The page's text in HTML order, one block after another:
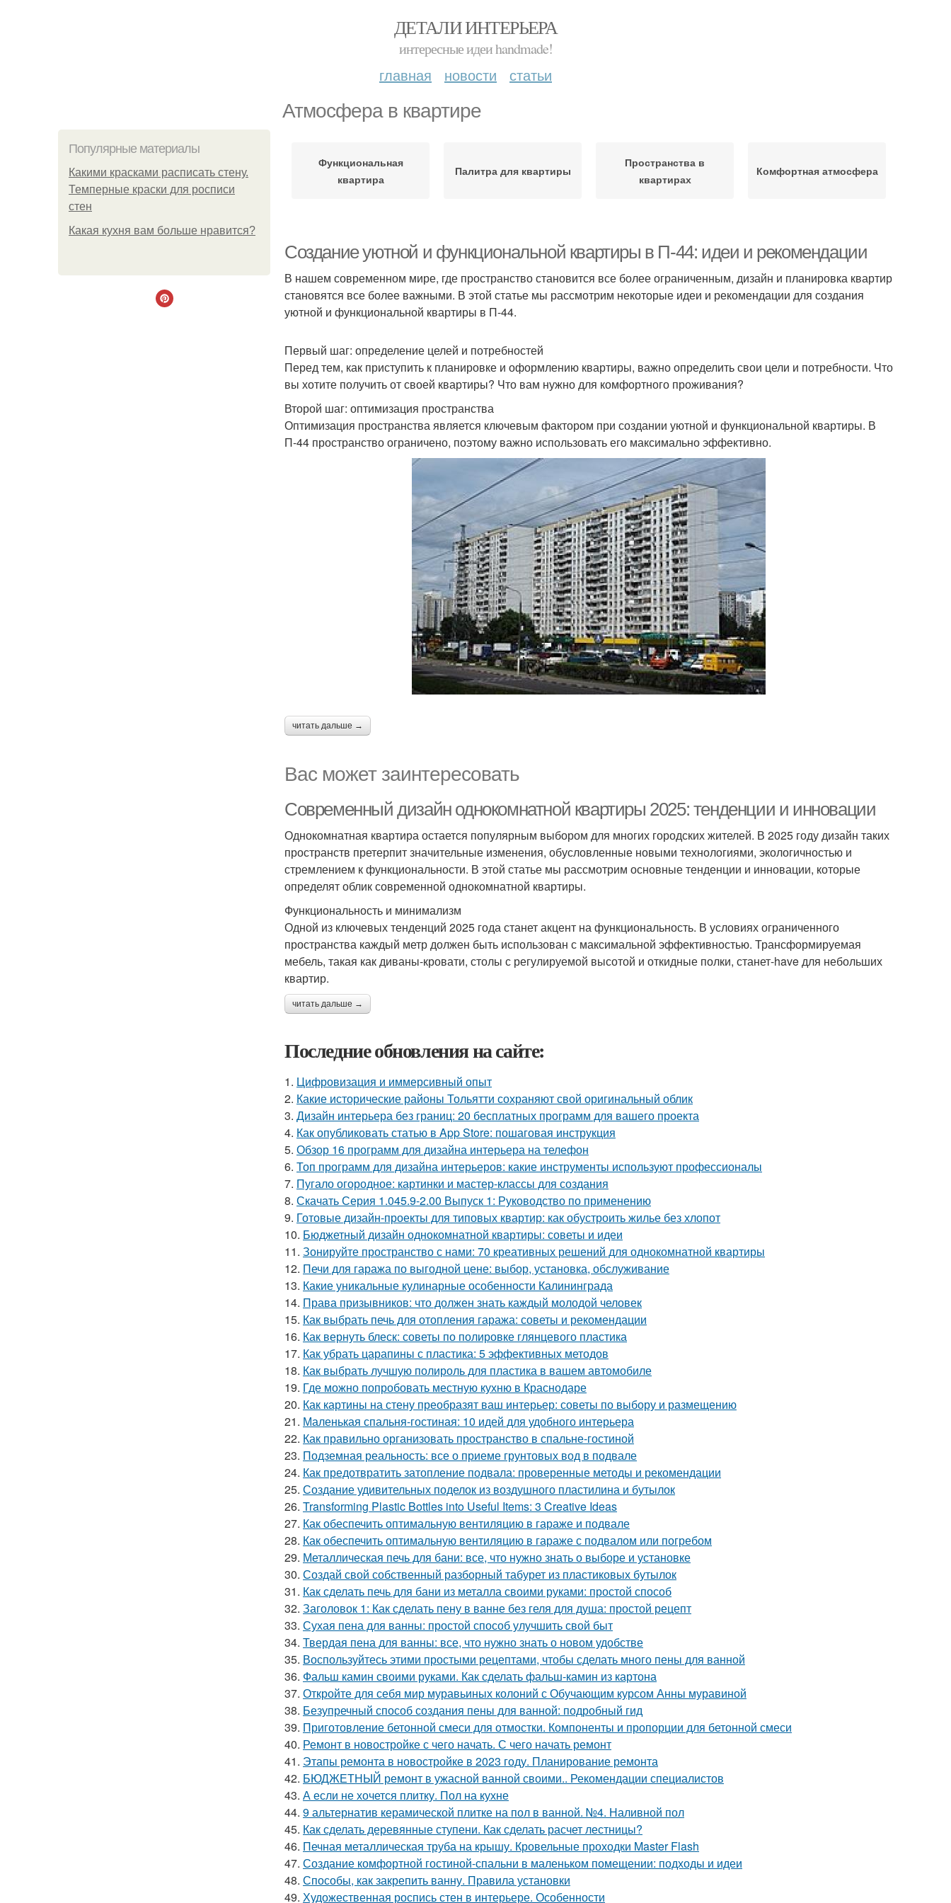
ДЕТАЛИ ИНТЕРЬЕРА
интересные идеи handmade!
главная новости статьи
Атмосфера в квартире
Популярные материалы
Какими красками расписать стену.
Темперные краски для росписи
стен
Какая кухня вам больше нравится?
Функциональная
квартира
Палитра для квартиры
Пространства в
квартирах
Комфортная атмосфера
Создание уютной и функциональной квартиры в П-44: идеи и рекомендации
В нашем современном мире, где пространство становится все более ограниченным, дизайн и планировка квартир
становятся все более важными. В этой статье мы рассмотрим некоторые идеи и рекомендации для создания
уютной и функциональной квартиры в П-44.
Первый шаг: определение целей и потребностей
Перед тем, как приступить к планировке и оформлению квартиры, важно определить свои цели и потребности. Что
вы хотите получить от своей квартиры? Что вам нужно для комфортного проживания?
Второй шаг: оптимизация пространства
Оптимизация пространства является ключевым фактором при создании уютной и функциональной квартиры. В
П-44 пространство ограничено, поэтому важно использовать его максимально эффективно.
читать дальше →
Вас может заинтересовать
Современный дизайн однокомнатной квартиры 2025: тенденции и инновации
Однокомнатная квартира остается популярным выбором для многих городских жителей. В 2025 году дизайн таких
пространств претерпит значительные изменения, обусловленные новыми технологиями, экологичностью и
стремлением к функциональности. В этой статье мы рассмотрим основные тенденции и инновации, которые
определят облик современной однокомнатной квартиры.
Функциональность и минимализм
Одной из ключевых тенденций 2025 года станет акцент на функциональность. В условиях ограниченного
пространства каждый метр должен быть использован с максимальной эффективностью. Трансформируемая
мебель, такая как диваны-кровати, столы с регулируемой высотой и откидные полки, станет-have для небольших
квартир.
читать дальше →
Последние обновления на сайте:
1. Цифровизация и иммерсивный опыт
2. Какие исторические районы Тольятти сохраняют свой оригинальный облик
3. Дизайн интерьера без границ: 20 бесплатных программ для вашего проекта
4. Как опубликовать статью в App Store: пошаговая инструкция
5. Обзор 16 программ для дизайна интерьера на телефон
6. Топ программ для дизайна интерьеров: какие инструменты используют профессионалы
7. Пугало огородное: картинки и мастер-классы для создания
8. Скачать Серия 1.045.9-2.00 Выпуск 1: Руководство по применению
9. Готовые дизайн-проекты для типовых квартир: как обустроить жилье без хлопот
10. Бюджетный дизайн однокомнатной квартиры: советы и идеи
11. Зонируйте пространство с нами: 70 креативных решений для однокомнатной квартиры
12. Печи для гаража по выгодной цене: выбор, установка, обслуживание
13. Какие уникальные кулинарные особенности Калининграда
14. Права призывников: что должен знать каждый молодой человек
15. Как выбрать печь для отопления гаража: советы и рекомендации
16. Как вернуть блеск: советы по полировке глянцевого пластика
17. Как убрать царапины с пластика: 5 эффективных методов
18. Как выбрать лучшую полироль для пластика в вашем автомобиле
19. Где можно попробовать местную кухню в Краснодаре
20. Как картины на стену преобразят ваш интерьер: советы по выбору и размещению
21. Маленькая спальня-гостиная: 10 идей для удобного интерьера
22. Как правильно организовать пространство в спальне-гостиной
23. Подземная реальность: все о приеме грунтовых вод в подвале
24. Как предотвратить затопление подвала: проверенные методы и рекомендации
25. Создание удивительных поделок из воздушного пластилина и бутылок
26. Transforming Plastic Bottles into Useful Items: 3 Creative Ideas
27. Как обеспечить оптимальную вентиляцию в гараже и подвале
28. Как обеспечить оптимальную вентиляцию в гараже с подвалом или погребом
29. Металлическая печь для бани: все, что нужно знать о выборе и установке
30. Создай свой собственный разборный табурет из пластиковых бутылок
31. Как сделать печь для бани из металла своими руками: простой способ
32. Заголовок 1: Как сделать пену в ванне без геля для душа: простой рецепт
33. Сухая пена для ванны: простой способ улучшить свой быт
34. Твердая пена для ванны: все, что нужно знать о новом удобстве
35. Воспользуйтесь этими простыми рецептами, чтобы сделать много пены для ванной
36. Фальш камин своими руками. Как сделать фальш-камин из картона
37. Откройте для себя мир муравьиных колоний с Обучающим курсом Анны муравиной
38. Безупречный способ создания пены для ванной: подробный гид
39. Приготовление бетонной смеси для отмостки. Компоненты и пропорции для бетонной смеси
40. Ремонт в новостройке с чего начать. С чего начать ремонт
41. Этапы ремонта в новостройке в 2023 году. Планирование ремонта
42. БЮДЖЕТНЫЙ ремонт в ужасной ванной своими.. Рекомендации специалистов
43. А если не хочется плитку. Пол на кухне
44. 9 альтернатив керамической плитке на пол в ванной. №4. Наливной пол
45. Как сделать деревянные ступени. Как сделать расчет лестницы?
46. Печная металлическая труба на крышу. Кровельные проходки Master Flash
47. Создание комфортной гостиной-спальни в маленьком помещении: подходы и идеи
48. Способы, как закрепить ванну. Правила установки
49. Художественная роспись стен в интерьере. Особенности